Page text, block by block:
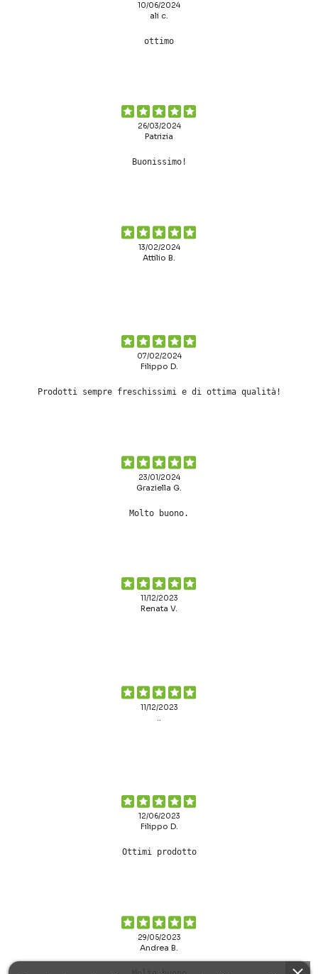
10/06/2024
ali c.
ottimo
26/03/2024
Patrizia
Buonissimo!
13/02/2024
Attilio B.
07/02/2024
Filippo D.
Prodotti sempre freschissimi e di ottima qualità!
23/01/2024
Graziella G.
Molto buono.
11/12/2023
Renata V.
11/12/2023
12/06/2023
Filippo D.
Ottimi prodotto
29/05/2023
Andrea B.